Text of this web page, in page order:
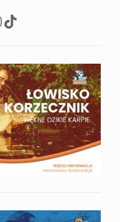
TikTok